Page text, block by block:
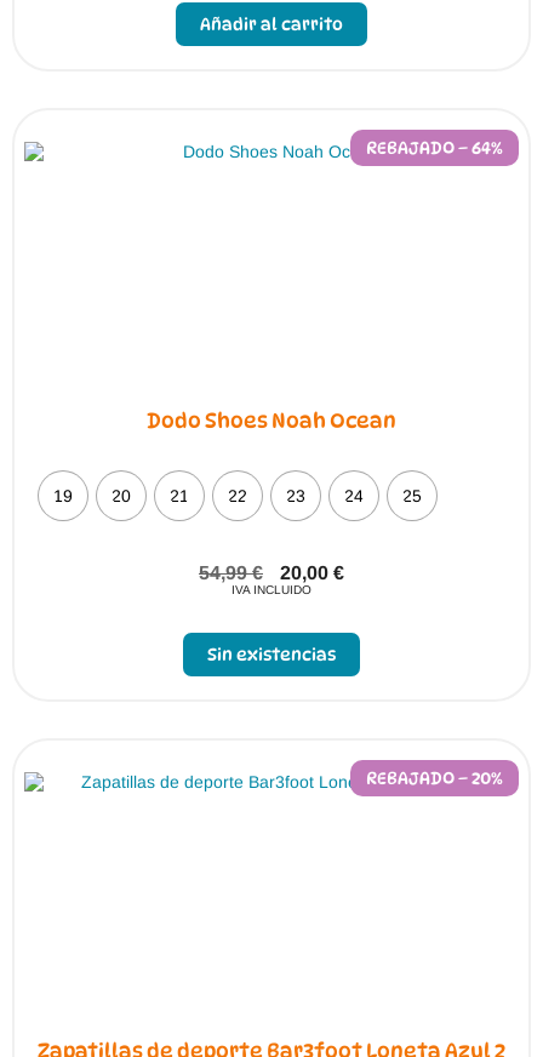
Añadir al carrito
se
pueden
elegir
REBAJADO – 64%
Dodo Shoes Noah Ocean
19 20 21 22 23 24 25
54,99€ 20,00 €
IVA INCLUIDO
Sin existencias
REBAJADO – 20%
Zapatillas de deporte Bar3foot Loneta Azul 2